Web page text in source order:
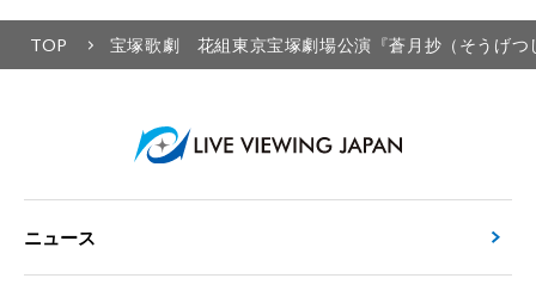
TOP 宝塚歌劇 花組東京宝塚劇場公演『蒼月抄（そうげ
ニュース